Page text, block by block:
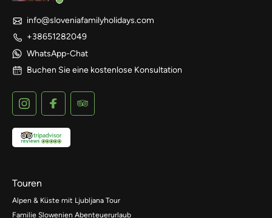
info@sloveniafamilyholidays.com
+38651282049
WhatsApp-Chat
Buchen Sie eine kostenlose Konsultation
Touren
Alpen & Küste mit Ljubljana Tour
Familie Slowenien Abenteuerurlaub